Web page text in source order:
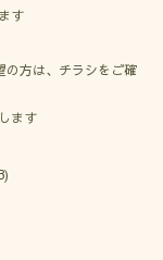
す
方は、チラシをご確
ます